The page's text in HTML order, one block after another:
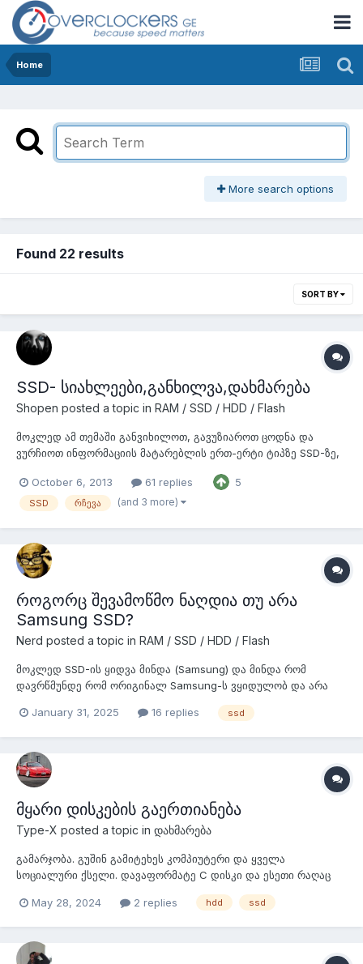
Home
More search options
Found 22 results
SORT BY
SSD- სიახლეები,განხილვა,დახმარება
Shopen posted a topic in RAM / SSD / HDD / Flash
მოკლედ ამ თემაში განვიხილოთ, გავუზიაროთ ცოდნა და
ვურჩიოთ ინფორმაციის მატარებლის ერთ-ერტი ტიპზე SSD-ზე,
October 6, 2013
61 replies 5
SSD რჩევა (and 3 more)
როგორც შევამოწმო ნაღდია თუ არა
Samsung SSD?
Nerd posted a topic in RAM / SSD / HDD / Flash
მოკლედ SSD-ის ყიდვა მინდა (Samsung) და მინდა რომ
დავრწმუნდე რომ ორიგინალ Samsung-ს ვყიდულობ და არა
შეამოწმო ნამდვილად სამსუნგის პროდუქტია თუ არა მაგრამ
ვცნობო. რამე რეალური, მუშა მეთოდი არსებობს...
January 31, 2025 16 replies ssd
მყარი დისკების გაერთიანება
Type-X posted a topic in დახმარება
გამარჯობა. გუშინ გამიტეხეს კომპიუტერი და ყველა
სოციალური ქსელი. დავაფორმატე C დისკი და ესეთი რაღაც
გადაყენების გარეშე, რომ გავერთიანო ?
May 28, 2024 2 replies hdd ssd